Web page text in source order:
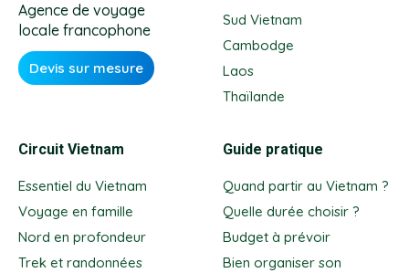
Agence de voyage
locale francophone
Devis sur mesure
Sud Vietnam
Cambodge
Laos
Thaïlande
Circuit Vietnam
Essentiel du Vietnam
Voyage en famille
Nord en profondeur
Trek et randonnées
Guide pratique
Quand partir au Vietnam ?
Quelle durée choisir ?
Budget à prévoir
Bien organiser son